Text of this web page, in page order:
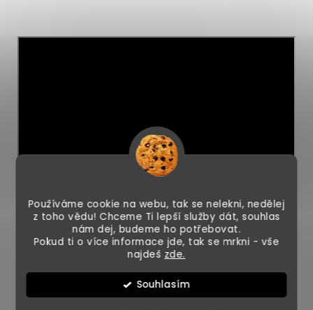
Používáme cookie na webu, tak se nelekni, nedělej
z toho vědu! Chceme Ti lepší služby dát, souhlas
nám dej, budeme ho potřebovat.
Pokud ti o více informace jde, tak se mrkni - vše
najdeš zde.
Souhlasím